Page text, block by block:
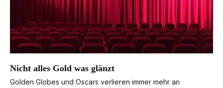
Nicht alles Gold was glänzt
Golden Globes und Oscars verlieren immer mehr an